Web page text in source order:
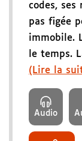
codes,
pas figée
immobile.
le temps.
(Lire la
Audio